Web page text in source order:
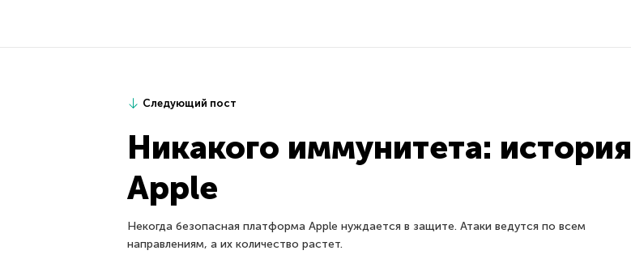
Следующий пост
Никакого иммунитета: история
Apple
Некогда безопасная платформа Apple нуждается в защите. Атаки ведутся по всем
направлениям, а их количество растет.